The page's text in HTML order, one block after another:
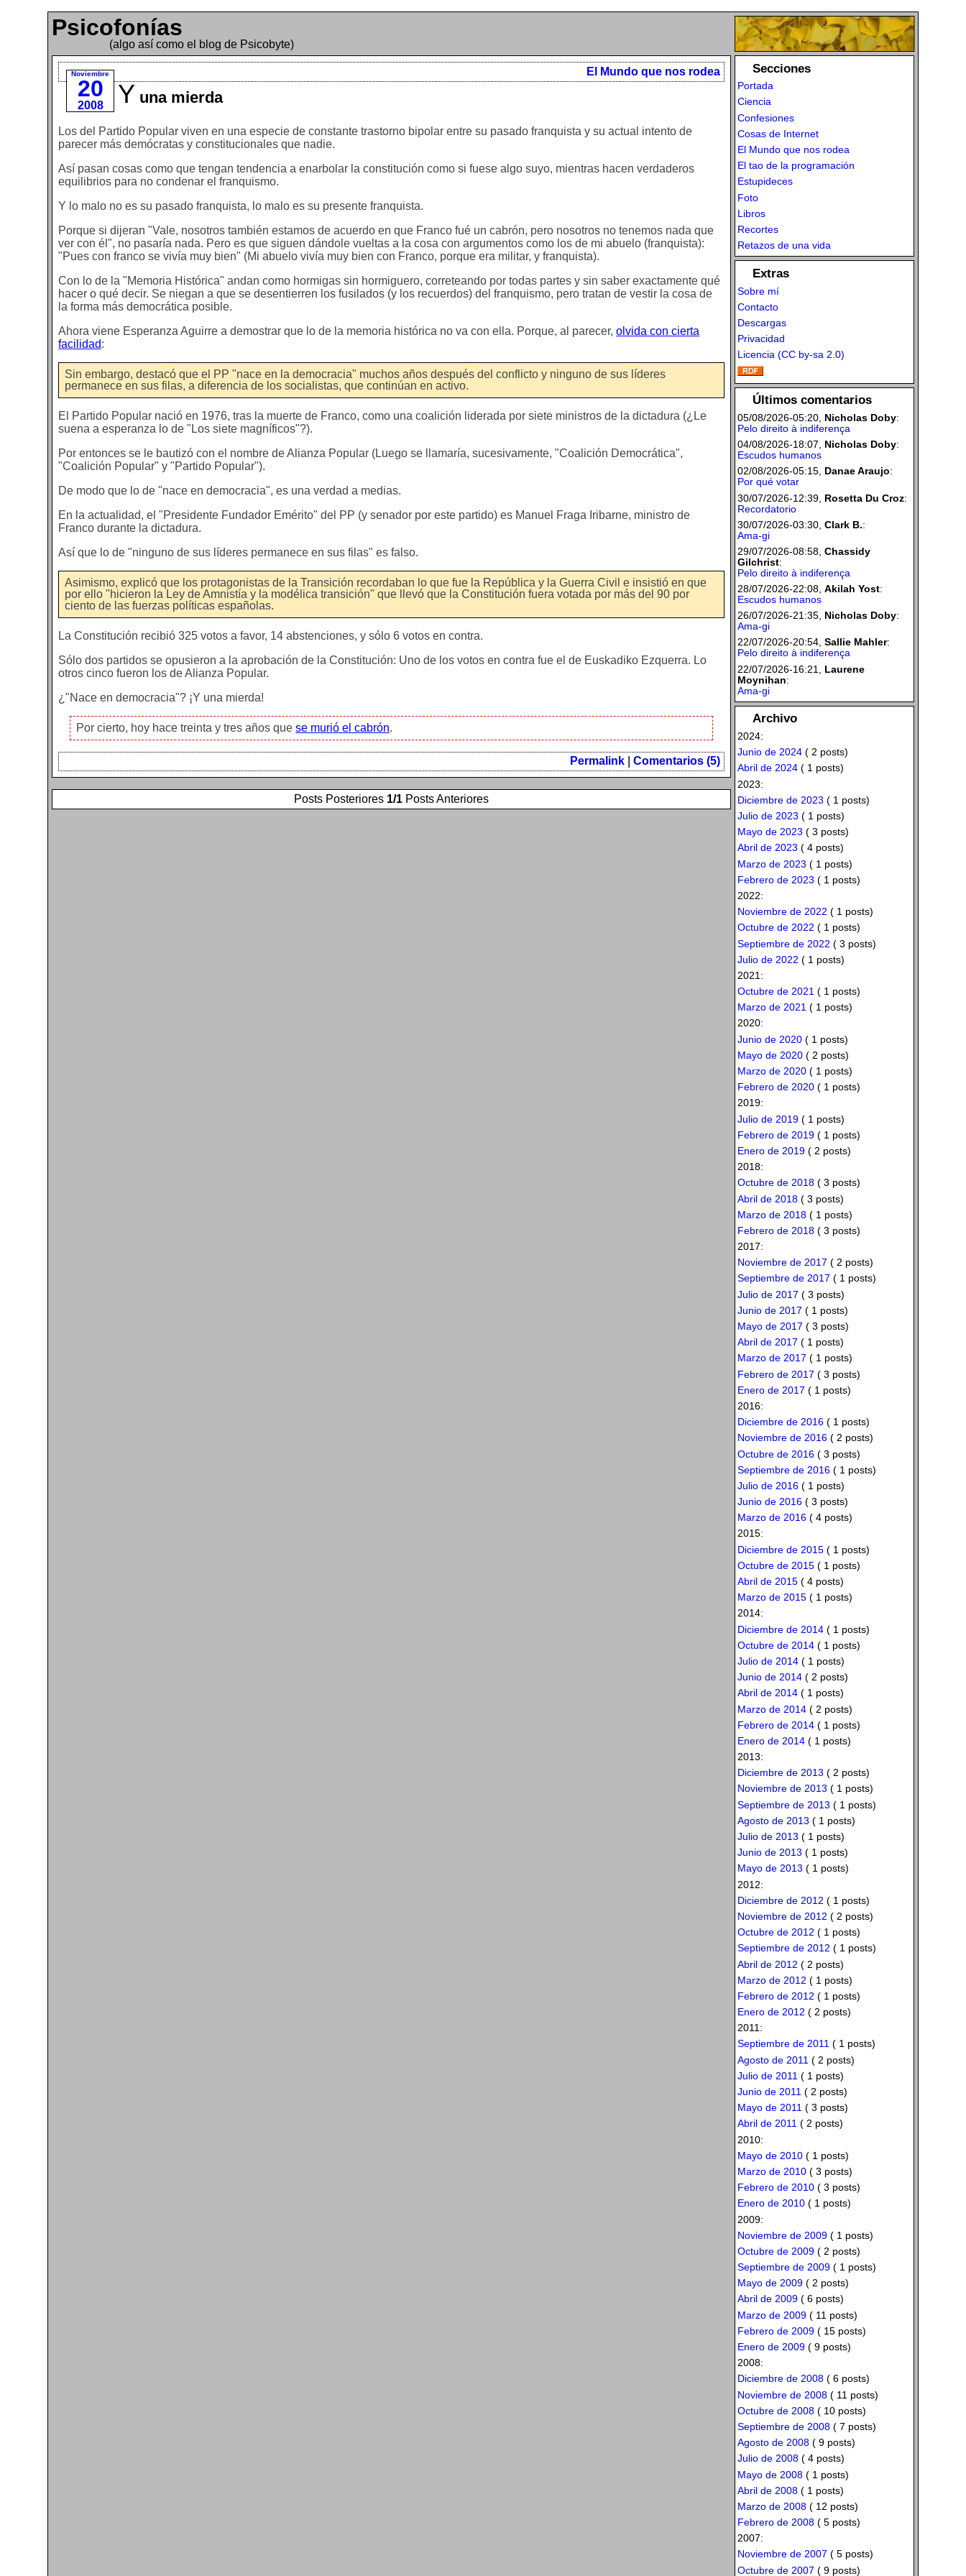
Psicofonías
(algo así como el blog de Psicobyte)
Noviembre
20
2008
El Mundo que nos rodea
Y una mierda
Los del Partido Popular viven en una especie de constante trastorno bipolar entre su pasado franquista y su actual intento de
parecer más demócratas y constitucionales que nadie.
Así pasan cosas como que tengan tendencia a enarbolar la constitución como si fuese algo suyo, mientras hacen verdaderos
equilibrios para no condenar el franquismo.
Y lo malo no es su pasado franquista, lo malo es su presente franquista.
Porque si dijeran "Vale, nosotros también estamos de acuerdo en que Franco fué un cabrón, pero nosotros no tenemos nada que
ver con él", no pasaría nada. Pero es que siguen dándole vueltas a la cosa con argumentos como los de mi abuelo (franquista):
"Pues con franco se vivía muy bien" (Mi abuelo vivía muy bien con Franco, porque era militar, y franquista).
Con lo de la "Memoria Histórica" andan como hormigas sin hormiguero, correteando por todas partes y sin saber exactamente qué
hacer o qué decir. Se niegan a que se desentierren los fusilados (y los recuerdos) del franquismo, pero tratan de vestir la cosa de
la forma más democrática posible.
Ahora viene Esperanza Aguirre a demostrar que lo de la memoria histórica no va con ella. Porque, al parecer,olvida con cierta
facilidad:
Sin embargo, destacó que el PP "nace en la democracia" muchos años después del conflicto y ninguno de sus líderes
permanece en sus filas, a diferencia de los socialistas, que continúan en activo.
El Partido Popular nació en 1976, tras la muerte de Franco, como una coalición liderada por siete ministros de la dictadura (¿Le
suena a esperanza lo de "Los siete magníficos"?).
Por entonces se le bautizó con el nombre de Alianza Popular (Luego se llamaría, sucesivamente, "Coalición Democrática",
"Coalición Popular" y "Partido Popular").
De modo que lo de "nace en democracia", es una verdad a medias.
En la actualidad, el "Presidente Fundador Emérito" del PP (y senador por este partido) es Manuel Fraga Iribarne, ministro de
Franco durante la dictadura.
Así que lo de "ninguno de sus líderes permanece en sus filas" es falso.
Asimismo, explicó que los protagonistas de la Transición recordaban lo que fue la República y la Guerra Civil e insistió en que
por ello "hicieron la Ley de Amnistía y la modélica transición" que llevó que la Constitución fuera votada por más del 90 por
ciento de las fuerzas políticas españolas.
La Constitución recibió 325 votos a favor, 14 abstenciones, y sólo 6 votos en contra.
Sólo dos partidos se opusieron a la aprobación de la Constitución: Uno de los votos en contra fue el de Euskadiko Ezquerra. Lo
otros cinco fueron los de Alianza Popular.
¿"Nace en democracia"? ¡Y una mierda!
Por cierto, hoy hace treinta y tres años quese murió el cabrón.
Permalink Comentarios (5)
Posts Posteriores 1/1 Posts Anteriores
Secciones
Portada
Ciencia
Confesiones
Cosas de Internet
El Mundo que nos rodea
El tao de la programación
Estupideces
Foto
Libros
Recortes
Retazos de una vida
Extras
Sobre mí
Contacto
Descargas
Privacidad
Licencia (CC by-sa 2.0)
Últimos comentarios
05/08/2026-05:20, Nicholas Doby:
Pelo direito à indiferença
04/08/2026-18:07, Nicholas Doby:
Escudos humanos
02/08/2026-05:15, Danae Araujo:
Por qué votar
30/07/2026-12:39, Rosetta Du Croz:
Recordatorio
30/07/2026-03:30, Clark B.:
Ama-gi
29/07/2026-08:58, Chassidy
Gilchrist:
Pelo direito à indiferença
28/07/2026-22:08, Akilah Yost:
Escudos humanos
26/07/2026-21:35, Nicholas Doby:
Ama-gi
22/07/2026-20:54, Sallie Mahler:
Pelo direito à indiferença
22/07/2026-16:21, Laurene
Moynihan:
Ama-gi
Archivo
2024:
Junio de 2024( 2 posts)
Abril de 2024( 1 posts)
2023:
Diciembre de 2023 ( 1 posts)
Julio de 2023 ( 1 posts)
Mayo de 2023 ( 3 posts)
Abril de 2023 ( 4 posts)
Marzo de 2023 ( 1 posts)
Febrero de 2023 ( 1 posts)
2022:
Noviembre de 2022 ( 1 posts)
Octubre de 2022 ( 1 posts)
Septiembre de 2022 ( 3 posts)
Julio de 2022 ( 1 posts)
2021:
Octubre de 2021 ( 1 posts)
Marzo de 2021( 1 posts)
2020:
Junio de 2020( 1 posts)
Mayo de 2020( 2 posts)
Marzo de 2020( 1 posts)
Febrero de 2020( 1 posts)
2019:
Julio de 2019( 1 posts)
Febrero de 2019( 1 posts)
Enero de 2019( 2 posts)
2018:
Octubre de 2018( 3 posts)
Abril de 2018( 3 posts)
Marzo de 2018( 1 posts)
Febrero de 2018( 3 posts)
2017:
Noviembre de 2017 ( 2 posts)
Septiembre de 2017 ( 1 posts)
Julio de 2017 ( 3 posts)
Junio de 2017 ( 1 posts)
Mayo de 2017 ( 3 posts)
Abril de 2017 ( 1 posts)
Marzo de 2017 ( 1 posts)
Febrero de 2017 ( 3 posts)
Enero de 2017 ( 1 posts)
2016:
Diciembre de 2016( 1 posts)
Noviembre de 2016( 2 posts)
Octubre de 2016( 3 posts)
Septiembre de 2016( 1 posts)
Julio de 2016( 1 posts)
Junio de 2016( 3 posts)
Marzo de 2016( 4 posts)
2015:
Diciembre de 2015( 1 posts)
Octubre de 2015( 1 posts)
Abril de 2015( 4 posts)
Marzo de 2015( 1 posts)
2014:
Diciembre de 2014( 1 posts)
Octubre de 2014( 1 posts)
Julio de 2014( 1 posts)
Junio de 2014( 2 posts)
Abril de 2014( 1 posts)
Marzo de 2014( 2 posts)
Febrero de 2014( 1 posts)
Enero de 2014( 1 posts)
2013:
Diciembre de 2013 ( 2 posts)
Noviembre de 2013 ( 1 posts)
Septiembre de 2013 ( 1 posts)
Agosto de 2013 ( 1 posts)
Julio de 2013 ( 1 posts)
Junio de 2013 ( 1 posts)
Mayo de 2013 ( 1 posts)
2012:
Diciembre de 2012 ( 1 posts)
Noviembre de 2012 ( 2 posts)
Octubre de 2012 ( 1 posts)
Septiembre de 2012 ( 1 posts)
Abril de 2012 ( 2 posts)
Marzo de 2012 ( 1 posts)
Febrero de 2012 ( 1 posts)
Enero de 2012 ( 2 posts)
2011:
Septiembre de 2011( 1 posts)
Agosto de 2011 ( 2 posts)
Julio de 2011 ( 1 posts)
Junio de 2011 ( 2 posts)
Mayo de 2011 ( 3 posts)
Abril de 2011( 2 posts)
2010:
Mayo de 2010( 1 posts)
Marzo de 2010( 3 posts)
Febrero de 2010( 3 posts)
Enero de 2010( 1 posts)
2009:
Noviembre de 2009( 1 posts)
Octubre de 2009( 2 posts)
Septiembre de 2009( 1 posts)
Mayo de 2009( 2 posts)
Abril de 2009( 6 posts)
Marzo de 2009( 11 posts)
Febrero de 2009( 15 posts)
Enero de 2009( 9 posts)
2008:
Diciembre de 2008( 6 posts)
Noviembre de 2008( 11 posts)
Octubre de 2008( 10 posts)
Septiembre de 2008( 7 posts)
Agosto de 2008( 9 posts)
Julio de 2008( 4 posts)
Mayo de 2008( 1 posts)
Abril de 2008( 1 posts)
Marzo de 2008( 12 posts)
Febrero de 2008( 5 posts)
2007:
Noviembre de 2007 ( 5 posts)
Octubre de 2007 ( 9 posts)